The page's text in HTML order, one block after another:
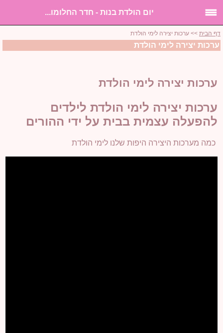
יום הולדת בנות - חדר החלומו...
דף הבית >> ערכות יצירה לימי הולדת
ערכות יצירה לימי הולדת
ערכות יצירה לימי הולדת
ערכות יצירה לימי הולדת לילדים
להפעלה עצמית בבית על ידי ההורים
כמה מערכות היצירה היפות שלנו לימי הולדת